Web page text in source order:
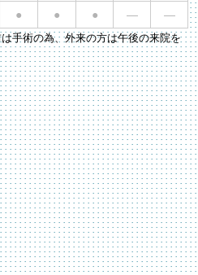
● ● ● ― ―
手術の為、外来の方は午後の来院を